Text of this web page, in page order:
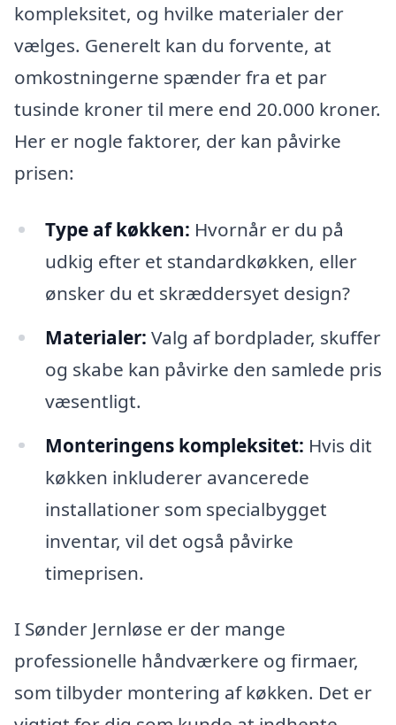
kompleksitet, og hvilke materialer der
vælges. Generelt kan du forvente, at
omkostningerne spænder fra et par
tusinde kroner til mere end 20.000 kroner.
Her er nogle faktorer, der kan påvirke
prisen:
Type af køkken: Hvornår er du på
udkig efter et standardkøkken, eller
ønsker du et skræddersyet design?
Materialer: Valg af bordplader, skuffer
og skabe kan påvirke den samlede pris
væsentligt.
Monteringens kompleksitet: Hvis dit
køkken inkluderer avancerede
installationer som specialbygget
inventar, vil det også påvirke
timeprisen.
I Sønder Jernløse er der mange
professionelle håndværkere og firmaer,
som tilbyder montering af køkken. Det er